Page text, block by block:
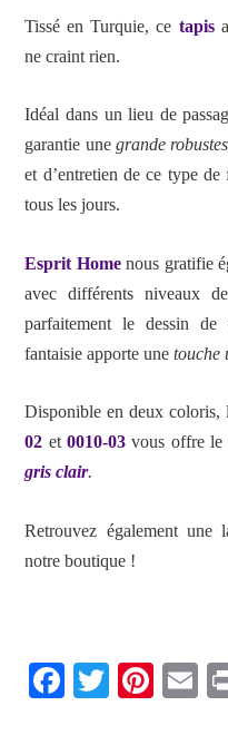
Tissé en Turquie, ce tapis
ne craint rien.
Idéal dans un lieu de
garantie une grande
et d’entretien de ce type
tous les jours.
Esprit Homenous gratifie
avec différents niveaux
parfaitement le dessin
fantaisie apporte unetouche
Disponible en deux coloris,
02 et0010-03 vous offre le
gris clair.
Retrouvez également
notre boutique !
F
T
Pi
E